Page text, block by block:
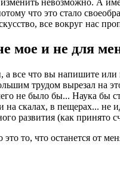
что это стало
все вокруг нас
мое и не для
все что вы напишите
трудом вырезал на
не было бы... Наука бы
скалах, в пещерах...
развития (как
то, что останется от